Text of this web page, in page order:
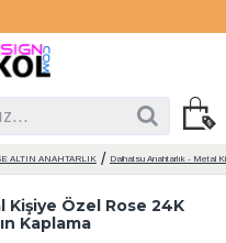
ALTIN ANAHTARLIK Daihatsu Anahtarlık - Metal
Kişiye Özel Rose 24K
Kaplama